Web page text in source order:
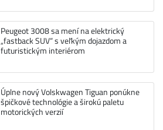
Peugeot 3008 sa mení na elektrický
„fastback SUV“ s veľkým dojazdom a
futuristickým interiérom
Úplne nový Volskwagen Tiguan ponúkne
špičkové technológie a širokú paletu
motorických verzií